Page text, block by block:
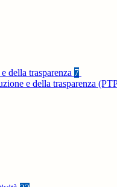
della trasparenza 7
e della trasparenza